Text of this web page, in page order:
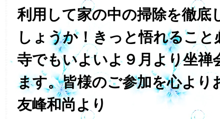
利用して家の中の掃除を徹底
しょうか！きっと悟れるこ
寺でもいよいよ９月より坐禅
ます。皆様のご参加を心より
友峰和尚より